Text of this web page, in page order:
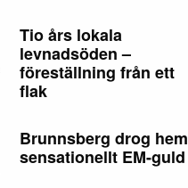
Tio års lokala
levnadsöden –
föreställning från ett
flak
Brunnsberg drog hem
sensationellt EM-guld